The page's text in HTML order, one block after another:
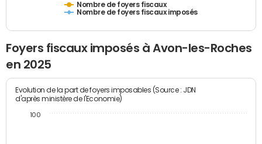
Nombre de foyers fiscaux
Nombre de foyers fiscaux imposés
Foyers fiscaux imposés à Avon-les-Roches
en 2025
Evolution de la part de foyers imposables (Source : JDN
d'après ministère de l'Economie)
100